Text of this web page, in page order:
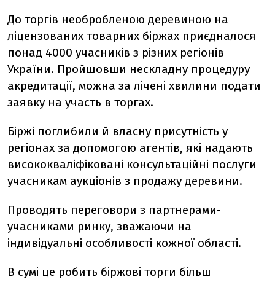
До торгів необробленою деревиною на
ліцензованих товарних біржах приєдналося
понад 4000 учасників з різних регіонів
України. Пройшовши нескладну процедуру
акредитації, можна за лічені хвилини подати
заявку на участь в торгах.
Біржі поглибили й власну присутність у
регіонах за допомогою агентів, які надають
висококваліфіковані консультаційні послуги
учасникам аукціонів з продажу деревини.
Проводять переговори з партнерами-
учасниками ринку, зважаючи на
індивідуальні особливості кожної області.
В сумі це робить біржові торги більш